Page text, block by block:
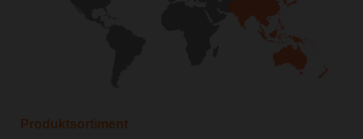
Produktsortiment